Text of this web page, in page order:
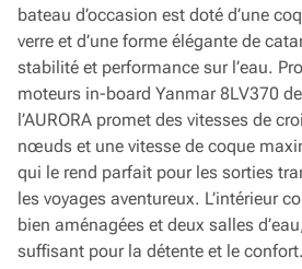
bateau d’occasion est doté d’une
verre et d’une forme élégante de
stabilité et performance sur l’eau.
moteurs in-board Yanmar 8LV370
l’AURORA promet des vitesses de
nœuds et une vitesse de coque
qui le rend parfait pour les sorties
les voyages aventureux. L’intérieur
bien aménagées et deux salles
suffisant pour la détente et le